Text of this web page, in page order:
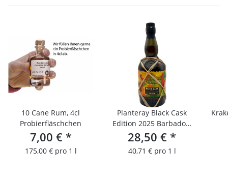
10 Cane Rum, 4cl
Probierfläschchen
7,00 € *
175,00 € pro 1 l
Planteray Black Cask
Edition 2025 Barbados-
Trinidad
28,50 € *
40,71 € pro 1 l